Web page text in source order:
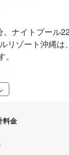
。ナイトプール
リゾート沖縄は
料金